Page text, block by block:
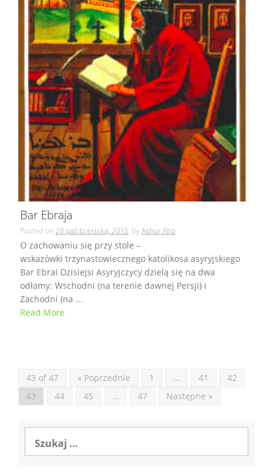
Bar Ebraja
Posted on 28 października, 2015 byAshur Aho
O zachowaniu się przy stole –
wskazówki trzynastowiecznego katolikosa asyryjskiego
Bar Ebrai Dzisiejsi Asyryjczycy dzielą się na dwa
odłamy: Wschodni (na terenie dawnej Persji) i
Zachodni (na ...
Read More
43 of 47 « Poprzednie 1 … 41
42
43
44 45 … 47 Następne »